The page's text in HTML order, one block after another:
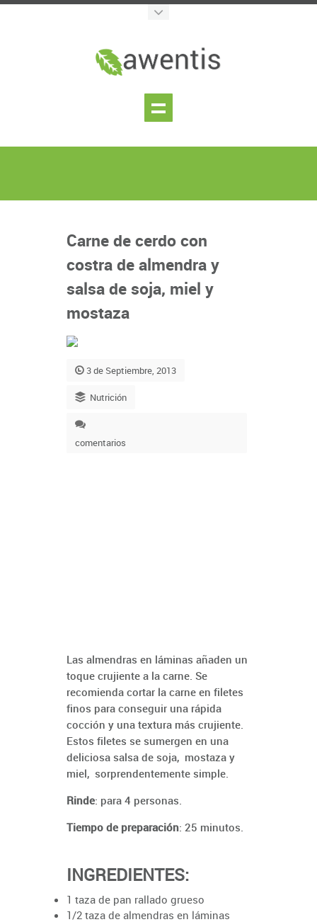
Carne de cerdo con
costra de almendra y
salsa de soja, miel y
mostaza
3 de Septiembre, 2013
Nutrición
comentarios
Las almendras en láminas añaden un
toque crujiente a la carne. Se
recomienda cortar la carne en filetes
finos para conseguir una rápida
cocción y una textura más crujiente.
Estos filetes se sumergen en una
deliciosa salsa de soja, mostaza y
miel, sorprendentemente simple.
Rinde: para 4 personas.
Tiempo de preparación: 25 minutos.
INGREDIENTES:
1 taza de pan rallado grueso
1/2 taza de almendras en láminas